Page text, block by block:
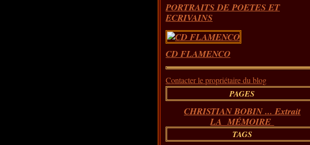
PORTRAITS DE POETES ET
ECRIVAINS
CD FLAMENCO
Contacter le propriétaire du blog
PAGES
CHRISTIAN BOBIN ... Extrait
LA MÉMOIRE
TAGS